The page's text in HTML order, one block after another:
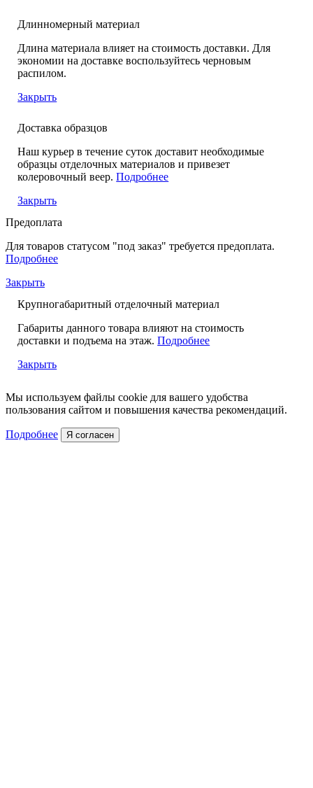
Длинномерный материал
Длина материала влияет на стоимость доставки. Для
экономии на доставке воспользуйтесь черновым
распилом.
Закрыть
Доставка образцов
Наш курьер в течение суток доставит необходимые
образцы отделочных материалов и привезет
колеровочный веер.Подробнее
Закрыть
Предоплата
Для товаров статусом "под заказ" требуется предоплата.
Подробнее
Закрыть
Крупногабаритный отделочный материал
Габариты данного товара влияют на стоимость
доставки и подъема на этаж.Подробнее
Закрыть
Мы используем файлы cookie для вашего удобства
пользования сайтом и повышения качества рекомендаций.
Подробнее Я согласен